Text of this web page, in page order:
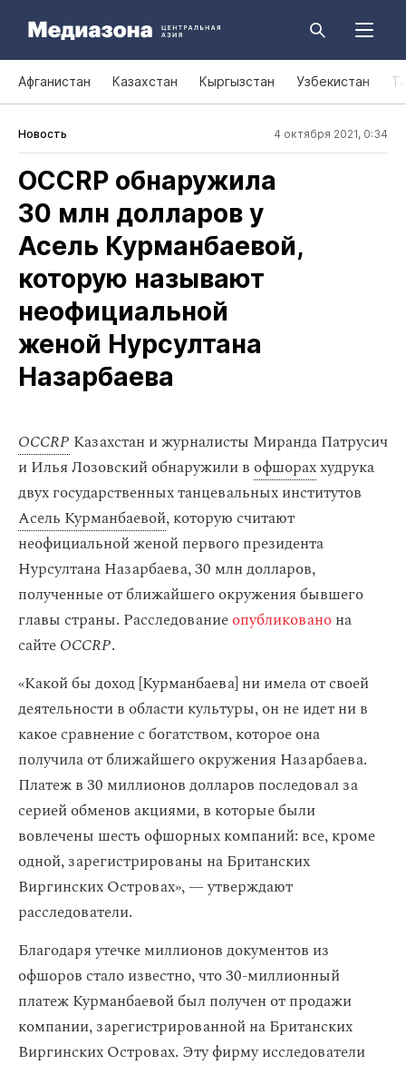
Афганистан Казахстан Кыргызстан Узбекистан
Новость 4 октября 2021, 0:34
OCCRP обнаружила
30 млн долларов у
Асель Курманбаевой,
которую называют
неофициальной
женой Нурсултана
Назарбаева
OCCRP Казахстан и журналисты Миранда Патрусич
и Илья Лозовский обнаружили в офшораххудрука
двух государственных танцевальных институтов
Асель Курманбаевой, которую считают
неофициальной женой первого президента
Нурсултана Назарбаева, 30 млн долларов,
полученные от ближайшего окружения бывшего
главы страны. Расследованиеопубликованона
сайтеOCCRP.
«Какой бы доход [Курманбаева] ни имела от своей
деятельности в области культуры, он не идет ни в
какое сравнение с богатством, которое она
получила от ближайшего окружения Назарбаева.
Платеж в 30 миллионов долларов последовал за
серией обменов акциями, в которые были
вовлечены шесть офшорных компаний: все, кроме
одной, зарегистрированы на Британских
Виргинских Островах», — утверждают
расследователи.
Благодаря утечке миллионов документов из
офшоров стало известно, что 30-миллионный
платеж Курманбаевой был получен от продажи
компании, зарегистрированной на Британских
Виргинских Островах. Эту фирму исследователи